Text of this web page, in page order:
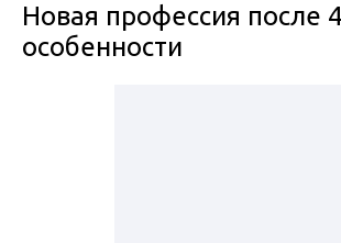
Новая профессия после
особенности